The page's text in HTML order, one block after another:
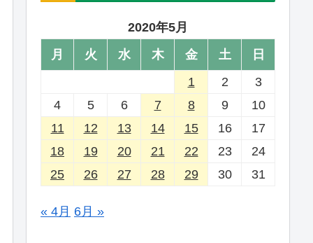
2020年5月
月
火 水 木 金 土
日
1
2
3
4
5 6 7 8 9
10
11
12 13 14 15 16
17
18
19 20 21 22 23
24
25
26 27 28 29 30 31
« 4月 6月 »